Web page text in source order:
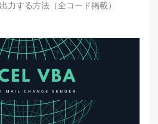
力する方法（全コード掲載）